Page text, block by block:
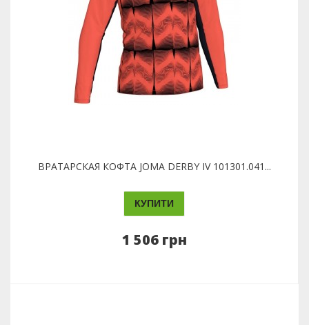
ВРАТАРСКАЯ КОФТА JOMA DERBY IV 101301.041...
КУПИТИ
1 506 грн